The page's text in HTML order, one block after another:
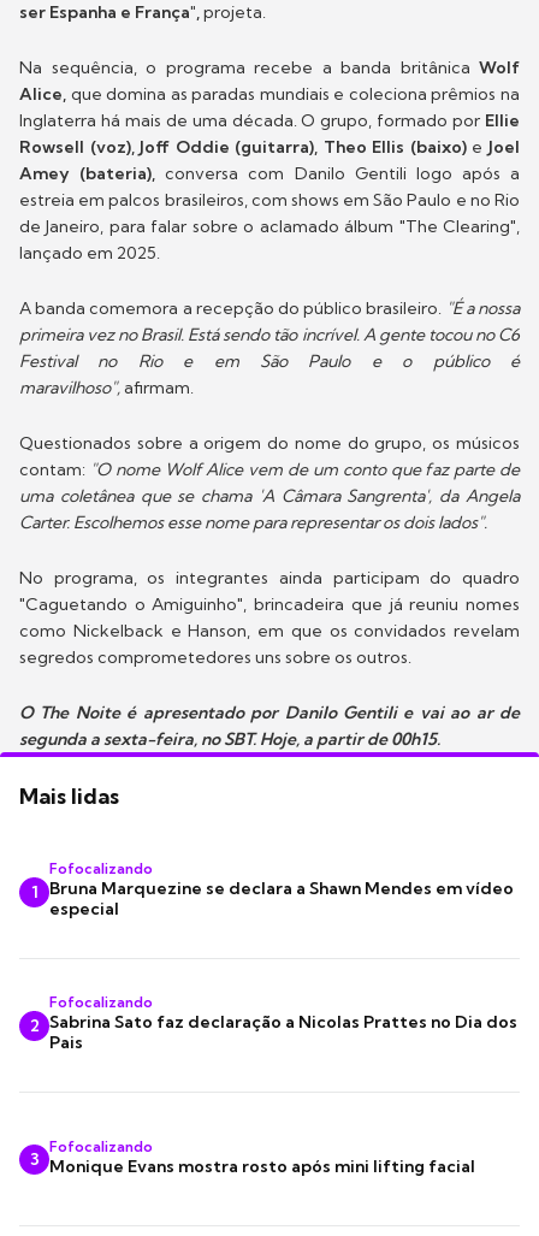
ser Espanha e França",projeta.
Na sequência, o programa recebe a banda britânica Wolf
Alice, que domina as paradas mundiais e coleciona prêmios na
Inglaterra há mais de uma década. O grupo, formado por Ellie
Rowsell (voz), Joff Oddie (guitarra), Theo Ellis (baixo) e Joel
Amey (bateria), conversa com Danilo Gentili logo após a
estreia em palcos brasileiros, com shows em São Paulo e no Rio
de Janeiro, para falar sobre o aclamado álbum "The Clearing",
lançado em 2025.
A banda comemora a recepção do público brasileiro. "É a nossa
primeira vez no Brasil. Está sendo tão incrível. A gente tocou no C6
Festival no Rio e em São Paulo e o público é
maravilhoso",afirmam.
Questionados sobre a origem do nome do grupo, os músicos
contam: "O nome Wolf Alice vem de um conto que faz parte de
uma coletânea que se chama 'A Câmara Sangrenta', da Angela
Carter. Escolhemos esse nome para representar os dois lados".
No programa, os integrantes ainda participam do quadro
"Caguetando o Amiguinho", brincadeira que já reuniu nomes
como Nickelback e Hanson, em que os convidados revelam
segredos comprometedores uns sobre os outros.
O The Noite é apresentado por Danilo Gentili e vai ao ar de
segunda a sexta-feira, no SBT. Hoje, a partir de 00h15.
Mais lidas
1
Fofocalizando
Bruna Marquezine se declara a Shawn Mendes em vídeo
especial
2
Fofocalizando
Sabrina Sato faz declaração a Nicolas Prattes no Dia dos
Pais
3
Fofocalizando
Monique Evans mostra rosto após mini lifting facial